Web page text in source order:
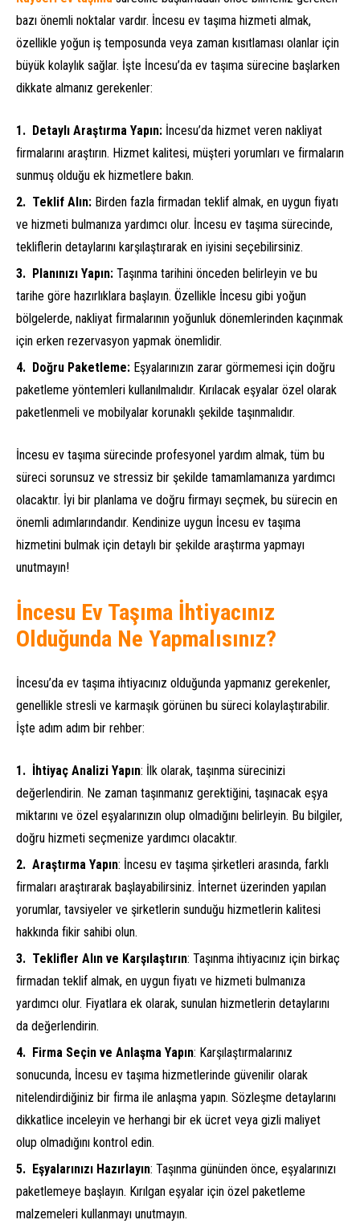
bazı önemli noktalar vardır. İncesu ev taşıma hizmeti almak,
özellikle yoğun iş temposunda veya zaman kısıtlaması olanlar için
büyük kolaylık sağlar. İşte İncesu’da ev taşıma sürecine başlarken
dikkate almanız gerekenler:
Detaylı Araştırma Yapın: İncesu’da hizmet veren nakliyat
firmalarını araştırın. Hizmet kalitesi, müşteri yorumları ve firmaların
sunmuş olduğu ek hizmetlere bakın.
Teklif Alın: Birden fazla firmadan teklif almak, en uygun fiyatı
ve hizmeti bulmanıza yardımcı olur. İncesu ev taşıma sürecinde,
tekliflerin detaylarını karşılaştırarak en iyisini seçebilirsiniz.
Planınızı Yapın: Taşınma tarihini önceden belirleyin ve bu
tarihe göre hazırlıklara başlayın. Özellikle İncesu gibi yoğun
bölgelerde, nakliyat firmalarının yoğunluk dönemlerinden kaçınmak
için erken rezervasyon yapmak önemlidir.
Doğru Paketleme: Eşyalarınızın zarar görmemesi için doğru
paketleme yöntemleri kullanılmalıdır. Kırılacak eşyalar özel olarak
paketlenmeli ve mobilyalar korunaklı şekilde taşınmalıdır.
İncesu ev taşıma sürecinde profesyonel yardım almak, tüm bu
süreci sorunsuz ve stressiz bir şekilde tamamlamanıza yardımcı
olacaktır. İyi bir planlama ve doğru firmayı seçmek, bu sürecin en
önemli adımlarındandır. Kendinize uygun İncesu ev taşıma
hizmetini bulmak için detaylı bir şekilde araştırma yapmayı
unutmayın!
İncesu Ev Taşıma İhtiyacınız
Olduğunda Ne Yapmalısınız?
İncesu’da ev taşıma ihtiyacınız olduğunda yapmanız gerekenler,
genellikle stresli ve karmaşık görünen bu süreci kolaylaştırabilir.
İşte adım adım bir rehber:
İhtiyaç Analizi Yapın: İlk olarak, taşınma sürecinizi
değerlendirin. Ne zaman taşınmanız gerektiğini, taşınacak eşya
miktarını ve özel eşyalarınızın olup olmadığını belirleyin. Bu bilgiler,
doğru hizmeti seçmenize yardımcı olacaktır.
Araştırma Yapın: İncesu ev taşıma şirketleri arasında, farklı
firmaları araştırarak başlayabilirsiniz. İnternet üzerinden yapılan
yorumlar, tavsiyeler ve şirketlerin sunduğu hizmetlerin kalitesi
hakkında fikir sahibi olun.
Teklifler Alın ve Karşılaştırın: Taşınma ihtiyacınız için birkaç
firmadan teklif almak, en uygun fiyatı ve hizmeti bulmanıza
yardımcı olur. Fiyatlara ek olarak, sunulan hizmetlerin detaylarını
da değerlendirin.
Firma Seçin ve Anlaşma Yapın: Karşılaştırmalarınız
sonucunda, İncesu ev taşıma hizmetlerinde güvenilir olarak
nitelendirdiğiniz bir firma ile anlaşma yapın. Sözleşme detaylarını
dikkatlice inceleyin ve herhangi bir ek ücret veya gizli maliyet
olup olmadığını kontrol edin.
Eşyalarınızı Hazırlayın: Taşınma gününden önce, eşyalarınızı
paketlemeye başlayın. Kırılgan eşyalar için özel paketleme
malzemeleri kullanmayı unutmayın.